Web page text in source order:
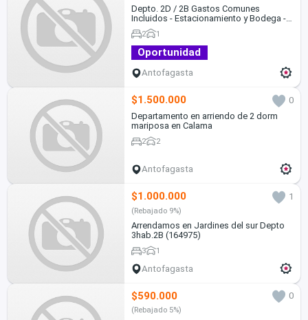
Depto. 2D / 2B Gastos Comunes
Incluidos - Estacionamiento y Bodega -
Av. Pedro Aguirre Cerda
2 1
Oportunidad
Antofagasta
$1.500.000
0
Departamento en arriendo de 2 dorm
mariposa en Calama
2 2
Antofagasta
$1.000.000 1
(Rebajado 9%)
Arrendamos en Jardines del sur Depto
3hab.2B (164975)
3 1
Antofagasta
$590.000 0
(Rebajado 5%)